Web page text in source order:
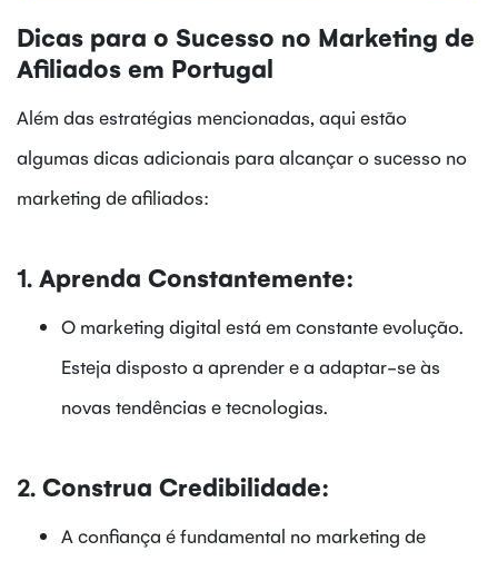
Dicas para o Sucesso no Marketing de
Afiliados em Portugal
Além das estratégias mencionadas, aqui estão
algumas dicas adicionais para alcançar o sucesso no
marketing de afiliados:
1. Aprenda Constantemente:
O marketing digital está em constante evolução.
Esteja disposto a aprender e a adaptar-se às
novas tendências e tecnologias.
2. Construa Credibilidade:
A confiança é fundamental no marketing de